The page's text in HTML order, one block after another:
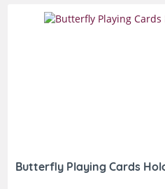
Butterfly Playing Cards